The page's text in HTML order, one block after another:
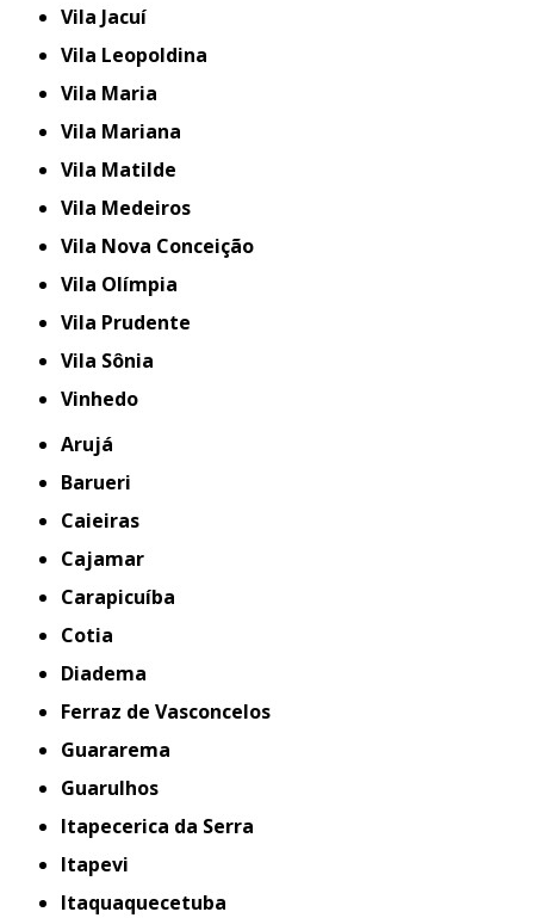
Vila Jacuí
Vila Leopoldina
Vila Maria
Vila Mariana
Vila Matilde
Vila Medeiros
Vila Nova Conceição
Vila Olímpia
Vila Prudente
Vila Sônia
Vinhedo
Arujá
Barueri
Caieiras
Cajamar
Carapicuíba
Cotia
Diadema
Ferraz de Vasconcelos
Guararema
Guarulhos
Itapecerica da Serra
Itapevi
Itaquaquecetuba